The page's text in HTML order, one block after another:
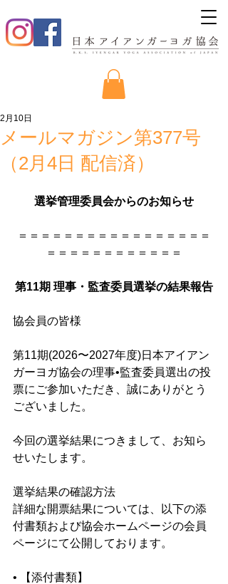
メールマガジン第377号
（2月4日 配信済）
2月10日
選挙管理委員会からのお知らせ
＝＝＝＝＝＝＝＝＝＝＝＝＝＝＝＝＝
＝＝＝＝＝＝＝＝＝＝＝＝
第11期 理事・監査委員選挙の結果報告
協会員の皆様
第11期(2026〜2027年度)日本アイアン
ガーヨガ協会の理事•監査委員選出の投
票にご参加いただき、誠にありがとう
ございました。
今回の選挙結果につきまして、お知ら
せいたします。
選挙結果の確認方法
詳細な開票結果については、以下の添
付書類および協会ホームページの会員
ページにて公開しております。
• 【添付書類】